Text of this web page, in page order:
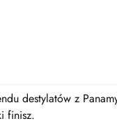
destylatów z
finisz.